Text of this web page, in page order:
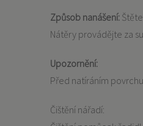
Způsob nanášení:
Nátěry provádějte za
Upozornění:
Před natíráním
Čištění nářadí: